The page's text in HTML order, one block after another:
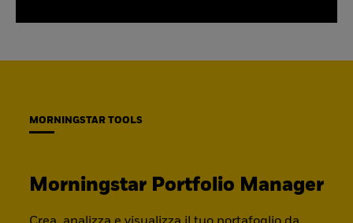
MORNINGSTAR TOOLS
Morningstar Portfolio Manager